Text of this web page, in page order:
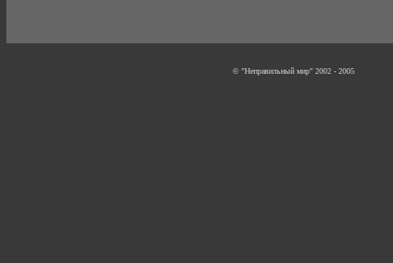
© "Неправильный мир" 2002 - 2005